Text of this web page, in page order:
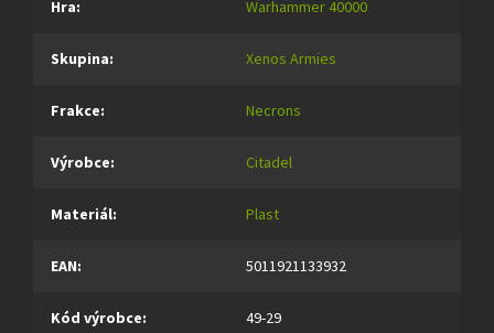
Hra: Warhammer 40000
Skupina: Xenos Armies
Frakce: Necrons
Výrobce: Citadel
Materiál: Plast
EAN: 5011921133932
Kód výrobce: 49-29